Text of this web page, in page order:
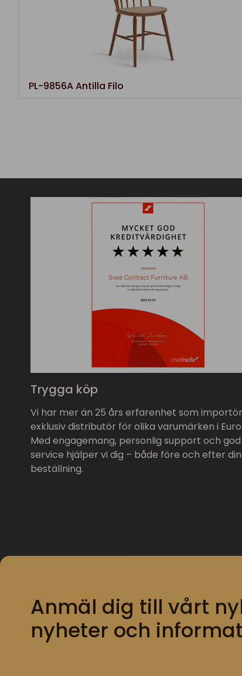
PL-9856A Antilla Filo
Trygga köp
Vi har mer än 25 års erfarenhet som
exklusiv distributör för olika varumärken i
Med engagemang, personlig support och god
service hjälper vi dig – både före och efter din
beställning.
Anmäl dig till vårt
nyheter och